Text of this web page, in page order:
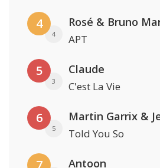
4
4
Rosé & Bruno
APT
5
3
Claude
C'est La Vie
6
5
Martin Garrix &
Told You So
Antoon